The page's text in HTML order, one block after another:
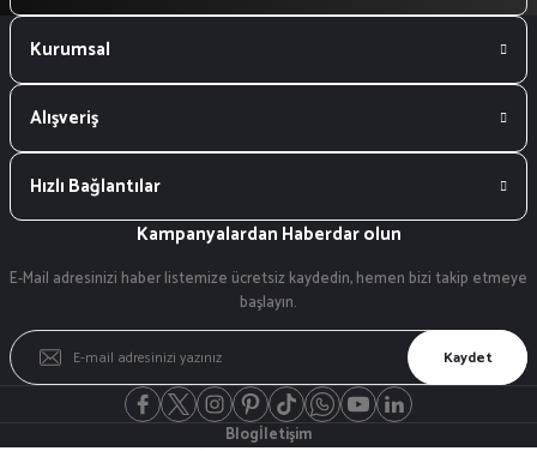
Kurumsal
Alışveriş
Hızlı Bağlantılar
Kampanyalardan Haberdar olun
E-Mail adresinizi haber listemize ücretsiz kaydedin, hemen bizi takip etmeye
başlayın.
Kaydet
Blogİletişim